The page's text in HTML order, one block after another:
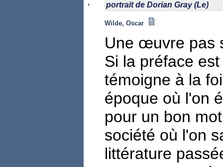
portrait de Dorian Gray (Le)
Wilde, Oscar
Une œuvre pas
Si la préface
témoigne à la
époque où l'on
pour un bon
société où l'on
littérature